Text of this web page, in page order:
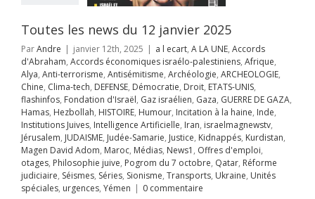
JUDAISME
Justice
Kurdistan
Adom
Maroc
News1
Offres
otages
juive Pogrom
Qatar
judiciaire
Sionisme
Ukraine Unités
urgences Yémen
Toutes les news du 12 janvier 2025
ParAndre | janvier 12th, 2025 | a l ecart, A LA UNE, Accords
d'Abraham, Accords économiques israélo-palestiniens, Afrique,
Alya, Anti-terrorisme, Antisémitisme, Archéologie, ARCHEOLOGIE,
Chine, Clima-tech, DEFENSE, Démocratie, Droit, ETATS-UNIS,
flashinfos, Fondation d'Israël, Gaz israélien, Gaza, GUERRE DE GAZA,
Hamas, Hezbollah, HISTOIRE, Humour, Incitation à la haine, Inde,
Institutions Juives, Intelligence Artificielle, Iran, israelmagnewstv,
Jérusalem, JUDAISME, Judée-Samarie, Justice, Kidnappés, Kurdistan,
Magen David Adom, Maroc, Médias, News1 , Offres d'emploi,
otages, Philosophie juive, Pogrom du 7 octobre, Qatar, Réforme
judiciaire, Séismes, Séries, Sionisme, Transports, Ukraine, Unités
spéciales, urgences, Yémen | 0 commentaire
Bet et le 7
A LA UNE Afrique